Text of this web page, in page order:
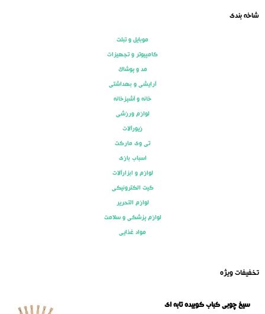
شاخه بندی
موبایل و تبلت
کامپیوتر و تجهیزات
مد و پوشاک
آرایشی و بهداشتی
خانه و آشپزخانه
لوازم ورزشی
زیورآلات
تی وی مارکت
اسباب بازی
لوازم و ابزارآلات
کیت الکترونیکی
لوازم التحریر
لوازم پزشکی و سلامت
مواد غذایی
تخفیفات ویژه
سیخ چوبی کباب کوبیده تابه ای